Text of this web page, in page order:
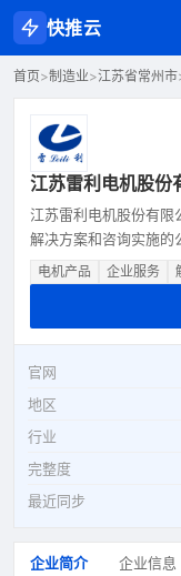
快推云
首页>制造业>江苏省常州市
江苏雷利电机股份
江苏雷利电机股份有限
解决方案和咨询实施的
电机产品 企业服务
官网
地区
行业
完整度
最近同步
企业简介 企业信息